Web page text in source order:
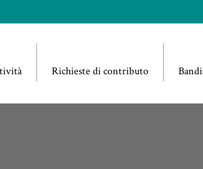
Richieste di contributo Bandi